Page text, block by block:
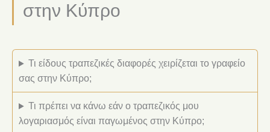
στην Κύπρο
Τι είδους τραπεζικές διαφορές χειρίζεται το γραφείο
σας στην Κύπρο;
Τι πρέπει να κάνω εάν ο τραπεζικός μου
λογαριασμός είναι παγωμένος στην Κύπρο;